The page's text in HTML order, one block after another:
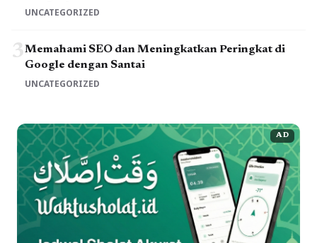
UNCATEGORIZED
3Memahami SEO dan Meningkatkan Peringkat di
Google dengan Santai
UNCATEGORIZED
AD